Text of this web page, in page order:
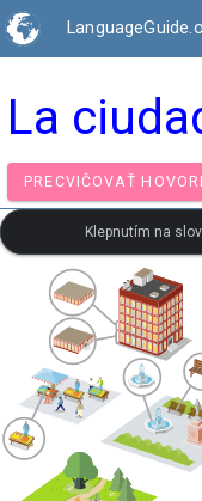
La
PRECVIČOVAŤ
Klepnutím na